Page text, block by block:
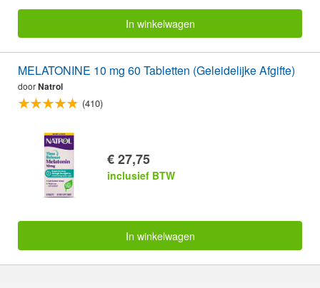
In winkelwagen
MELATONINE 10 mg 60 Tabletten (Geleidelijke Afgifte)
doorNatrol
(410)
€ 27,75
inclusief BTW
In winkelwagen